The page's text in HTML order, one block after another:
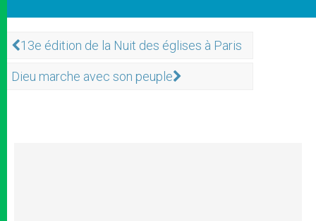
13e édition de la Nuit des églises à Paris
Dieu marche avec son peuple